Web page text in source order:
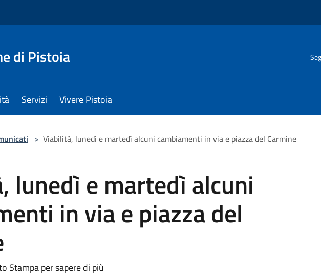
di Pistoia
Servizi Vivere Pistoia
> Viabilità, lunedì e martedì alcuni cambiamenti in via e piazza del Carmine
lunedì e martedì alcuni
in via e piazza del
Stampa per sapere di più